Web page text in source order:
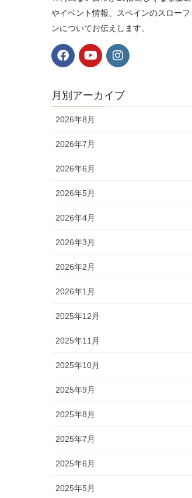
やイベント情報、スペインのスローフ
ンについてお伝えします。
月別アーカイブ
2026年8月
2026年7月
2026年6月
2026年5月
2026年4月
2026年3月
2026年2月
2026年1月
2025年12月
2025年11月
2025年10月
2025年9月
2025年8月
2025年7月
2025年6月
2025年5月